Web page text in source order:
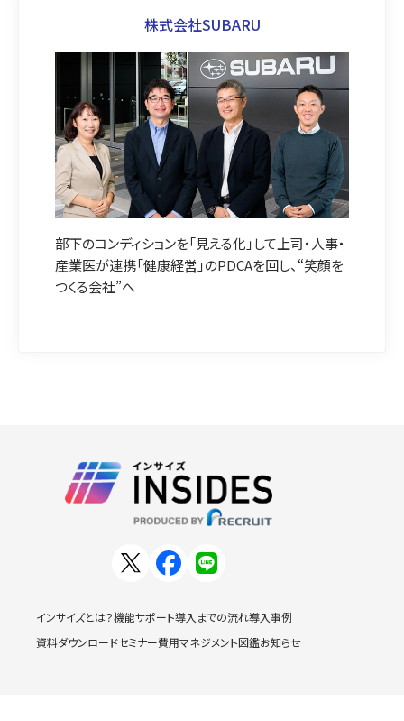
株式会社SUBARU
部下のコンディションを「見える化」して上司・人事・
産業医が連携「健康経営」のPDCAを回し、“笑顔を
つくる会社”へ
インサイズとは？機能サポート導入までの流れ導入事例
資料ダウンロードセミナー費用マネジメント図鑑お知らせ